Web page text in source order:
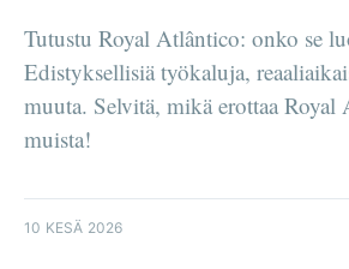
Tutustu Royal Atlântico: onko se
Edistyksellisiä työkaluja,
muuta. Selvitä, mikä erottaa Royal
muista!
10 KESÄ 2026